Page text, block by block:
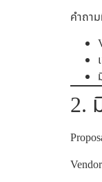
คำถา
2.